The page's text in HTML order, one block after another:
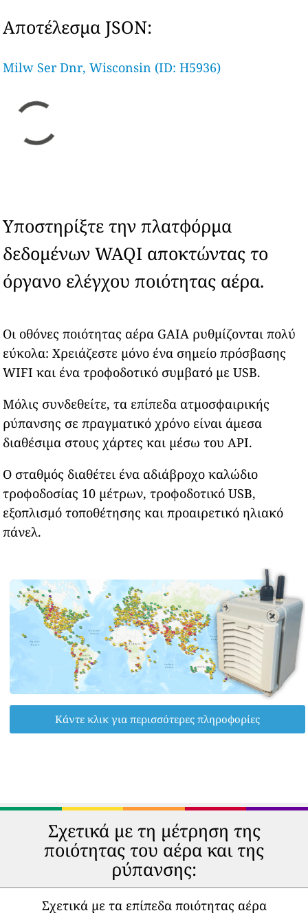
Αποτέλεσμα JSON:
Milw Ser Dnr, Wisconsin (ID: H5936)
Υποστηρίξτε την πλατφόρμα
δεδομένων WAQI αποκτώντας το
όργανο ελέγχου ποιότητας αέρα.
Οι οθόνες ποιότητας αέρα GAIA ρυθμίζονται πολύ
εύκολα: Χρειάζεστε μόνο ένα σημείο πρόσβασης
WIFI και ένα τροφοδοτικό συμβατό με USB.
Μόλις συνδεθείτε, τα επίπεδα ατμοσφαιρικής
ρύπανσης σε πραγματικό χρόνο είναι άμεσα
διαθέσιμα στους χάρτες και μέσω του API.
Ο σταθμός διαθέτει ένα αδιάβροχο καλώδιο
τροφοδοσίας 10 μέτρων, τροφοδοτικό USB,
εξοπλισμό τοποθέτησης και προαιρετικό ηλιακό
πάνελ.
Κάντε κλικ για περισσότερες πληροφορίες
Σχετικά με τη μέτρηση της
ποιότητας του αέρα και της
ρύπανσης:
Σχετικά με τα επίπεδα ποιότητας αέρα